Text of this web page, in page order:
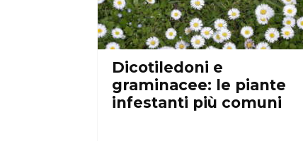
Dicotiledoni e
graminacee: le piante
infestanti più comuni